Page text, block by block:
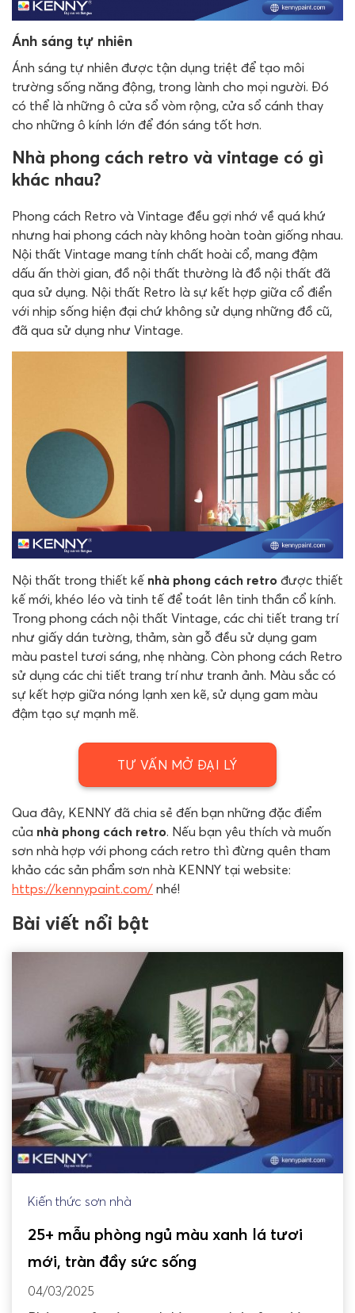
Ánh sáng tự nhiên
Ánh sáng tự nhiên được tận dụng triệt để tạo môi
trường sống năng động, trong lành cho mọi người. Đó
có thể là những ô cửa sổ vòm rộng, cửa sổ cánh thay
cho những ô kính lớn để đón sáng tốt hơn.
Nhà phong cách retro và vintage có gì
khác nhau?
Phong cách Retro và Vintage đều gợi nhớ về quá khứ
nhưng hai phong cách này không hoàn toàn giống nhau.
Nội thất Vintage mang tính chất hoài cổ, mang đậm
dấu ấn thời gian, đồ nội thất thường là đồ nội thất đã
qua sử dụng. Nội thất Retro là sự kết hợp giữa cổ điển
với nhịp sống hiện đại chứ không sử dụng những đồ cũ,
đã qua sử dụng như Vintage.
Nội thất trong thiết kế nhà phong cách retro được thiết
kế mới, khéo léo và tinh tế để toát lên tinh thần cổ kính.
Trong phong cách nội thất Vintage, các chi tiết trang trí
như giấy dán tường, thảm, sàn gỗ đều sử dụng gam
màu pastel tươi sáng, nhẹ nhàng. Còn phong cách Retro
sử dụng các chi tiết trang trí như tranh ảnh. Màu sắc có
sự kết hợp giữa nóng lạnh xen kẽ, sử dụng gam màu
đậm tạo sự mạnh mẽ.
TƯ VẤN MỞ ĐẠI LÝ
Qua đây, KENNY đã chia sẻ đến bạn những đặc điểm
của nhà phong cách retro. Nếu bạn yêu thích và muốn
sơn nhà hợp với phong cách retro thì đừng quên tham
khảo các sản phẩm sơn nhà KENNY tại website:
https://kennypaint.com/ nhé!
Bài viết nổi bật
Kiến thức sơn nhà
25+ mẫu phòng ngủ màu xanh lá tươi
mới, tràn đầy sức sống
04/03/2025